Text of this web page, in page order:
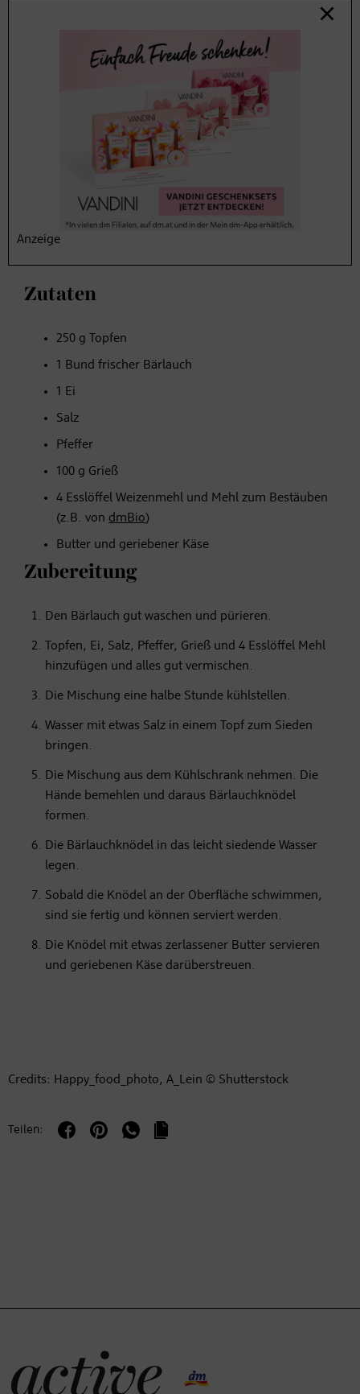
Bärlauchknödel-
Rezept
Zubereitungszeit
35 Minuten
Zutaten
250 g Topfen
1 Bund frischer Bärlauch
1 Ei
Salz
Pfeffer
100 g Grieß
4 Esslöffel Weizenmehl und Mehl zum Bestäuben
(z.B. von dmBio)
Butter und geriebener Käse
Zubereitung
Den Bärlauch gut waschen und pürieren.
Topfen, Ei, Salz, Pfeffer, Grieß und 4 Esslöffel Mehl
hinzufügen und alles gut vermischen.
Die Mischung eine halbe Stunde kühlstellen.
Wasser mit etwas Salz in einem Topf zum Sieden
bringen.
Die Mischung aus dem Kühlschrank nehmen. Die
Hände bemehlen und daraus Bärlauchknödel
formen.
Die Bärlauchknödel in das leicht siedende Wasser
legen.
Sobald die Knödel an der Oberfläche schwimmen,
sind sie fertig und können serviert werden.
Die Knödel mit etwas zerlassener Butter servieren
und geriebenen Käse darüberstreuen.
Credits: Happy_food_photo, A_Lein © Shutterstock
Teilen:
Anzeige